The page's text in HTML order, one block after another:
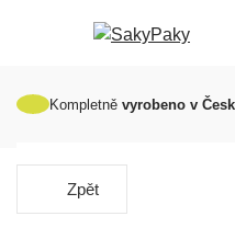
Kompletně vyrobeno v
Zpět